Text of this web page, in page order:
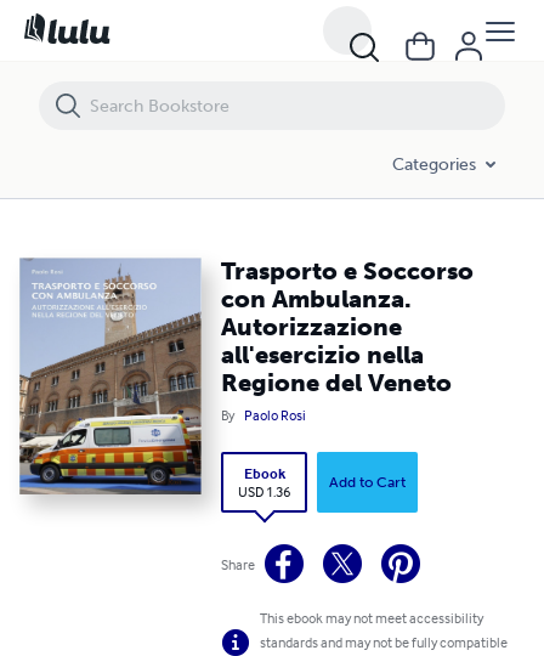
Categories
Trasporto e Soccorso
con Ambulanza.
Autorizzazione
all'esercizio nella
Regione del Veneto
By Paolo Rosi
Ebook
USD 1.36
Add to Cart
Share
This ebook may not meet accessibility
standards and may not be fully compatible
Trasporto e Soccorso con Ambulanza. Autorizzazione all'esercizio